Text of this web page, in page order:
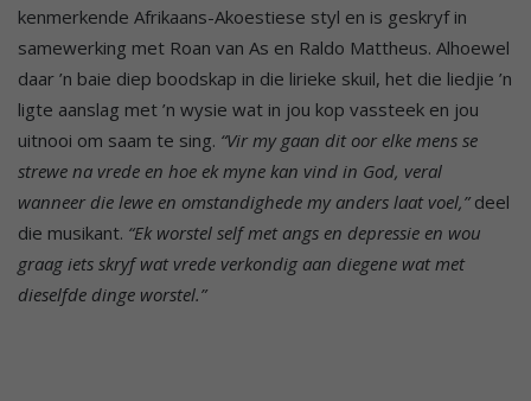
kenmerkende Afrikaans-Akoestiese styl en is geskryf in
samewerking met Roan van As en Raldo Mattheus. Alhoewel
daar ’n baie diep boodskap in die lirieke skuil, het die liedjie ’n
ligte aanslag met ’n wysie wat in jou kop vassteek en jou
uitnooi om saam te sing. “Vir my gaan dit oor elke mens se
strewe na vrede en hoe ek myne kan vind in God, veral
wanneer die lewe en omstandighede my anders laat voel,”deel
die musikant. “Ek worstel self met angs en depressie en wou
graag iets skryf wat vrede verkondig aan diegene wat met
dieselfde dinge worstel.”